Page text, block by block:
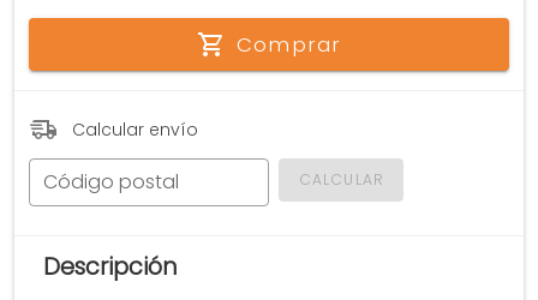
Comprar
Calcular envío
Código postal CALCULAR
Descripción